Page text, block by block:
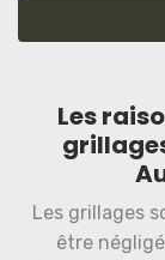
Les
Les grillages
être